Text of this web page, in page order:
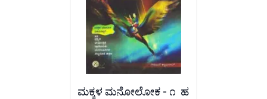
ಮಕ್ಕಳ ಮನೋಲೋಕ - ೧ ಹ